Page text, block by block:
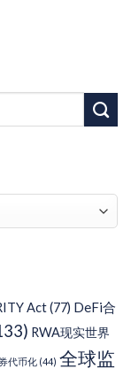
Act(77) DeFi合
RWA现实世界
代币化 (44) 全球监